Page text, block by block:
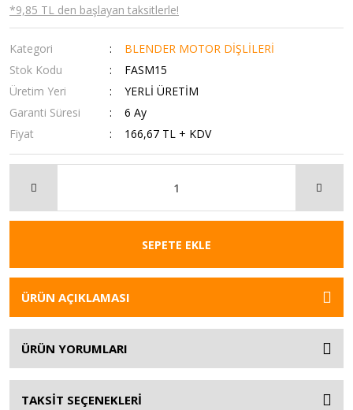
*9,85 TL den başlayan taksitlerle!
Kategori
BLENDER MOTOR DİŞLİLERİ
Stok Kodu
FASM15
Üretim Yeri
YERLİ ÜRETİM
Garanti Süresi
6 Ay
Fiyat
166,67 TL + KDV
SEPETE EKLE
ÜRÜN AÇIKLAMASI
ÜRÜN YORUMLARI
TAKSİT SEÇENEKLERİ